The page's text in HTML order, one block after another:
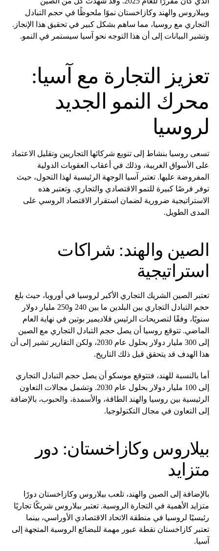
وبيلاروس والهند وكازاخستان نموًا ملحوظًا في حجم التبادل
التجاري مع روسيا، مما ساهم بشكل كبير في تحقيق هذا الإنجاز.
وتشير البيانات إلى أن هذا التوجه نحو آسيا سيستمر في النمو.
تعزيز التجارة مع آسيا:
محرك النمو الجديد
لروسيا
تسعى روسيا بنشاط إلى تنويع شركائها التجاريين وتقليل الاعتماد
على الأسواق الغربية، وذلك في أعقاب العقوبات الدولية
المفروضة عليها. تعتبر آسيا الوجهة الرئيسية لهذا التحول، حيث
توفر فرصًا كبيرة للنمو الاقتصادي والتجاري. وتعتبر هذه
الاستراتيجية ضرورية لضمان استقرار الاقتصاد الروسي على
المدى الطويل.
الصين والهند: شراكات
استراتيجية
تعتبر الصين الشريك التجاري الأكبر لروسيا في أوروبا، حيث بلغ
حجم التبادل التجاري بين البلدين ما بين 240 و250 مليار دولار
سنويًا، وفقًا لتصريحات الرئيس فلاديمير بوتين في نهاية العام
الماضي. تتوقع روسيا أن يصل حجم التبادل التجاري مع الصين
إلى 300 مليار دولار بحلول عام 2030، ولكن التقارير تشير إلى أن
هذا الهدف قد يتحقق قبل ذلك التاريخ.
أما بالنسبة للهند، فتتوقع موسكو أن يصل حجم التبادل التجاري
إلى 100 مليار دولار بحلول عام 2030. وتشمل مجالات التعاون
الرئيسية بين روسيا والهند الطاقة، والأسمدة، والحبوب، بالإضافة
إلى التعاون في مجال التكنولوجيا.
بيلاروس وكازاخستان: دور
متزايد
بالإضافة إلى الصين والهند، تلعب بيلاروس وكازاخستان دورًا
متزايد الأهمية في التجارة الروسية. تعتبر بيلاروس شريكًا تجاريًا
رئيسيًا لروسيا في منطقة الاتحاد الاقتصادي الأوراسي، بينما
تعتبر كازاخستان نقطة عبور مهمة للبضائع الروسية المتجهة إلى
آسيا.